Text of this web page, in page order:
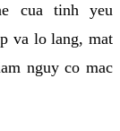
cua tinh yeu
va lo lang, mat
nguy co mac